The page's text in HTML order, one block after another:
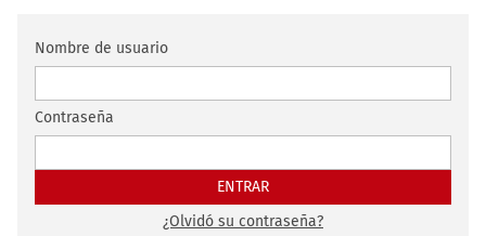
Nombre de usuario
Contraseña
¿Olvidó su contraseña?